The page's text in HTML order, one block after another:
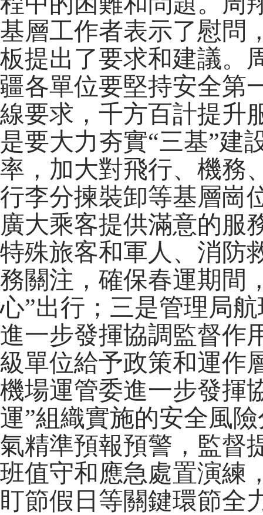
基層工作者表示了慰問
板提出了要求和建議。
疆各單位要堅持安全第
線要求，千方百計提升
是要大力夯實“三基”建
率，加大對飛行、機務
行李分揀裝卸等基層崗
廣大乘客提供滿意的服
特殊旅客和軍人、消防
務關注，確保春運期間
心”出行；三是管理局
進一步發揮協調監督作
級單位給予政策和運作
機場運管委進一步發揮
運”組織實施的安全風
氣精準預報預警，監督
班值守和應急處置演練
盯節假日等關鍵環節全